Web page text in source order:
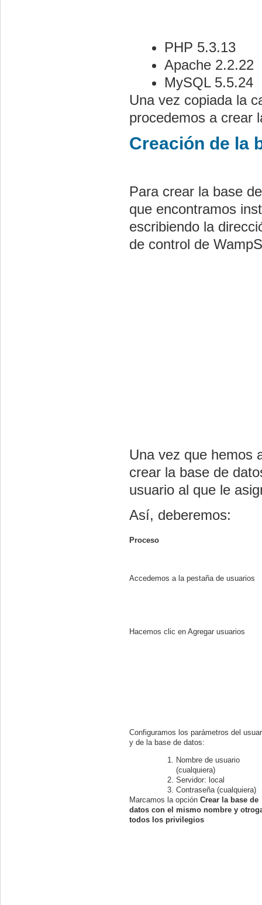
PHP 5.3.13
Apache 2.2.22
MySQL 5.5.24
Una vez copiada la
procedemos a crear
Creación de la
Para crear la base
que encontramos
escribiendo la
de control de
Una vez que hemos
crear la base de
usuario al que le
Así, deberemos:
Proceso
Accedemos a la pestaña de usuarios
Hacemos clic en Agregar usuarios
Configuramos los parámetros del
y de la base de datos:
Nombre de usuario
(cualquiera)
Servidor: local
Contraseña (cualquiera)
Marcamos la opción Crear la base de
datos con el mismo nombre y
todos los privilegios